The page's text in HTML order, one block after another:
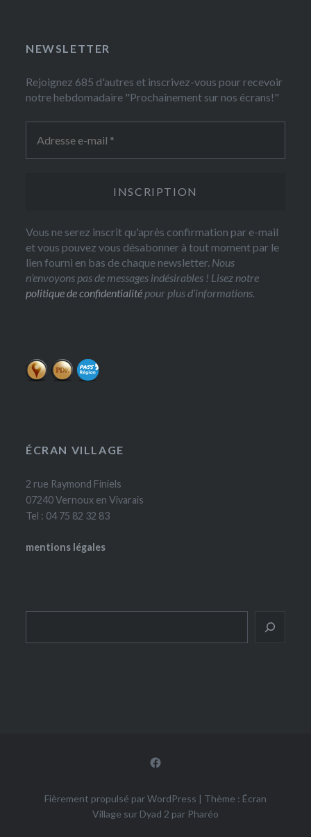
NEWSLETTER
Rejoignez 685 d'autres et inscrivez-vous pour recevoir
notre hebdomadaire "Prochainement sur nos écrans!"
Vous ne serez inscrit qu'après confirmation par e-mail
et vous pouvez vous désabonner à tout moment par le
lien fourni en bas de chaque newsletter. Nous
n’envoyons pas de messages indésirables ! Lisez notre
politique de confidentialité pour plus d’informations.
ÉCRAN VILLAGE
2 rue Raymond Finiels
07240 Vernoux en Vivarais
Tel : 04 75 82 32 83
mentions légales
Facebook
Fièrement propulsé par WordPress | Thème : Écran
Village sur Dyad 2 par Pharéo